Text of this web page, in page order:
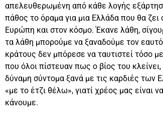
απελευθερωμένη από κάθε λογής
πάθος το όραμα για μια Ελλάδα που θα
Ευρώπη και στον κόσμο. Έκανε λάθη,
τα λάθη μπορούμε να ξαναδούμε τον
κράτους δεν μπόρεσε να ταυτιστεί τόσο
που όλοι πίστευαν πως ο βίος του
δύναμη σύντομα ξανά με τις καρδιές των
«με το έτζι θέλω», γιατί χρέος μας είναι
κάνουμε.